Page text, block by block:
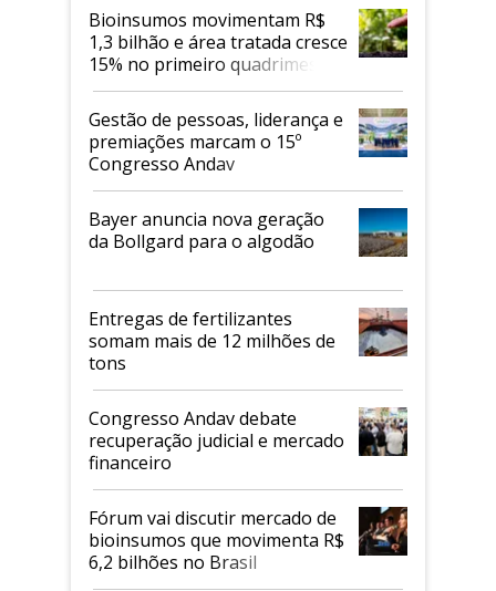
Bioinsumos movimentam R$
1,3 bilhão e área tratada cresce
15% no primeiro quadrimestre
de 2026
Gestão de pessoas, liderança e
premiações marcam o 15º
Congresso Andav
Bayer anuncia nova geração
da Bollgard para o algodão
Entregas de fertilizantes
somam mais de 12 milhões de
tons
Congresso Andav debate
recuperação judicial e mercado
financeiro
Fórum vai discutir mercado de
bioinsumos que movimenta R$
6,2 bilhões no Brasil